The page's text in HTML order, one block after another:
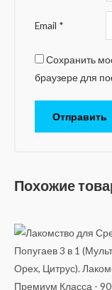
Email *
Сохранить
браузере для
Похожие